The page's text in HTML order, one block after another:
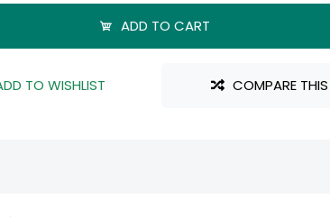
ADD TO CART
TO WISHLIST COMPARE THIS